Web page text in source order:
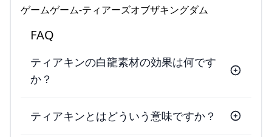
ゲームゲーム-ティアーズオブザキングダム
FAQ
ティアキンの白龍素材の効果は何です
か？
ティアキンとはどういう意味ですか？